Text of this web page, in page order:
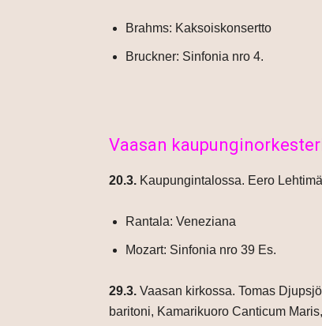
Brahms: Kaksoiskonsertto
Bruckner: Sinfonia nro 4.
Vaasan
20.3. Kaupungintalossa. Eero
Rantala: Veneziana
Mozart: Sinfonia nro 39 Es.
29.3. Vaasan kirkossa. Tomas
baritoni, Kamarikuoro Canticum